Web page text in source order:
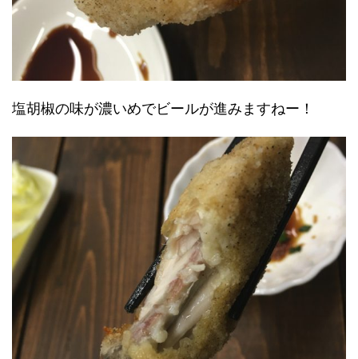
塩胡椒の味が濃いめでビールが進みますねー！